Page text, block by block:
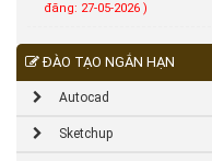
đăng: 27-05-2026 )
ĐÀO TẠO NGẮN HẠN
Autocad
Sketchup